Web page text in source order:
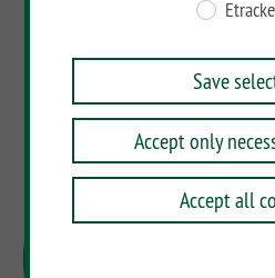
Save
Accept only
Accept all